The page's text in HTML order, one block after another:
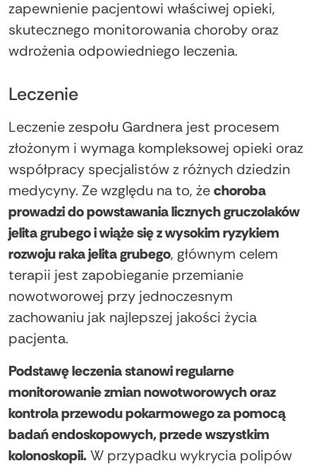
zapewnienie pacjentowi właściwej opieki,
skutecznego monitorowania choroby oraz
wdrożenia odpowiedniego leczenia.
Leczenie
Leczenie zespołu Gardnera jest procesem
złożonym i wymaga kompleksowej opieki oraz
współpracy specjalistów z różnych dziedzin
medycyny. Ze względu na to, żechoroba
prowadzi do powstawania licznych gruczolaków
jelita grubego i wiąże się z wysokim ryzykiem
rozwoju raka jelita grubego, głównym celem
terapii jest zapobieganie przemianie
nowotworowej przy jednoczesnym
zachowaniu jak najlepszej jakości życia
pacjenta.
Podstawę leczenia stanowi regularne
monitorowanie zmian nowotworowych oraz
kontrola przewodu pokarmowego za pomocą
badań endoskopowych, przede wszystkim
kolonoskopii.W przypadku wykrycia polipów